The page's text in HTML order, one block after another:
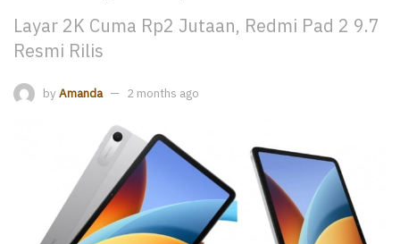
Layar 2K Cuma Rp2 Jutaan, Redmi Pad 2 9.7
Resmi Rilis
by Amanda 2 months ago